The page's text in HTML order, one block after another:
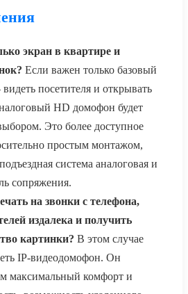
экран в квартире и
Если важен только базовый
посетителя и открывать
HD домофон будет
Это более доступное
простым монтажом,
система аналоговая и
сопряжения.
на звонки с телефона,
издалека и получить
картинки? В этом случае
IP-видеодомофон. Он
максимальный комфорт и